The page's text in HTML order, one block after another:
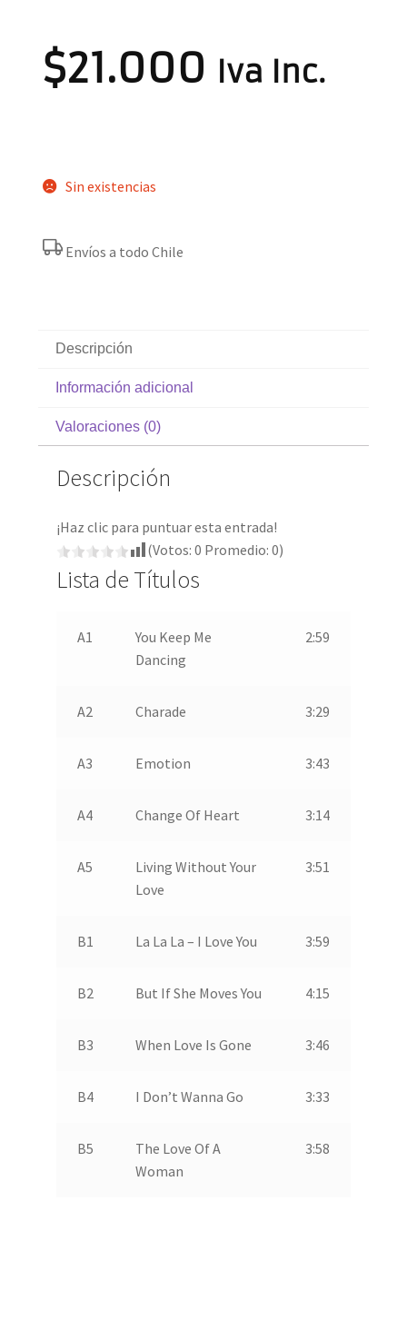
$21.000 Iva Inc.
Sin existencias
Envíos a todo Chile
Descripción
Información adicional
Valoraciones (0)
Descripción
¡Haz clic para puntuar esta entrada!
(Votos: 0 Promedio: 0)
Lista de Títulos
A1
You Keep Me
Dancing
2:59
A2 Charade 3:29
A3 Emotion 3:43
A4 Change Of Heart 3:14
A5
Living Without Your
Love
3:51
B1 La La La – I Love You 3:59
B2 But If She Moves You 4:15
B3 When Love Is Gone 3:46
B4 I Don’t Wanna Go 3:33
B5
The Love Of A
Woman
3:58